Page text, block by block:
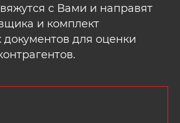
с Вами и направят
и комплект
для оценки